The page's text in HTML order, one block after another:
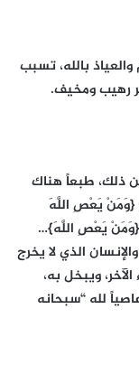
بالله، تسبب
رهيب ومخيف.
ذلك، طبعاً هناك
{وَمَنْ يَعْصِ اللَّهَ
لَهُ نَارَ جَهَنَّمَ}[الجن: من الآية23]، {وَمَنْ يَعْصِ اللَّهَ}…
الذي لا يخرج
ويبخل به،
لله “سبحانه